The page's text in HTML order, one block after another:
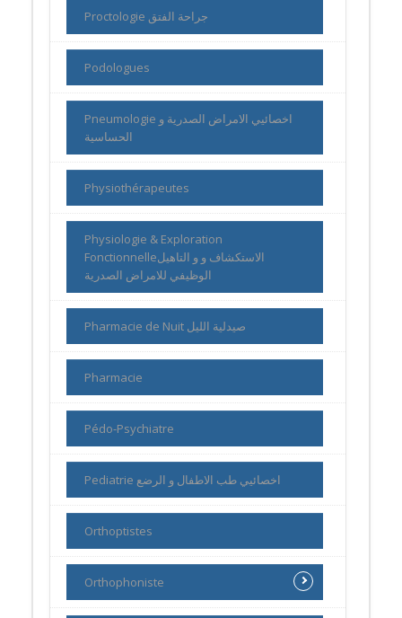
Proctologie جراحة الفتق
Podologues
Pneumologie اخصائيي الامراض الصدرية و
الحساسية
Physiothérapeutes
Physiologie & Exploration
Fonctionnelleالاستكشاف و و التاهيل
الوظيفي للامراض الصدرية
Pharmacie de Nuit صيدلية الليل
Pharmacie
Pédo-Psychiatre
Pediatrie اخصائيي طب الاطفال و الرضع
Orthoptistes
Orthophoniste